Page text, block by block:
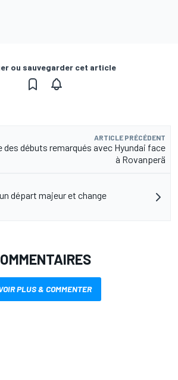
ou sauvegarder cet article
ARTICLE PRÉCÉDENT
des débuts remarqués avec Hyundai face
à Rovanperä
départ majeur et change
PLUS & COMMENTER